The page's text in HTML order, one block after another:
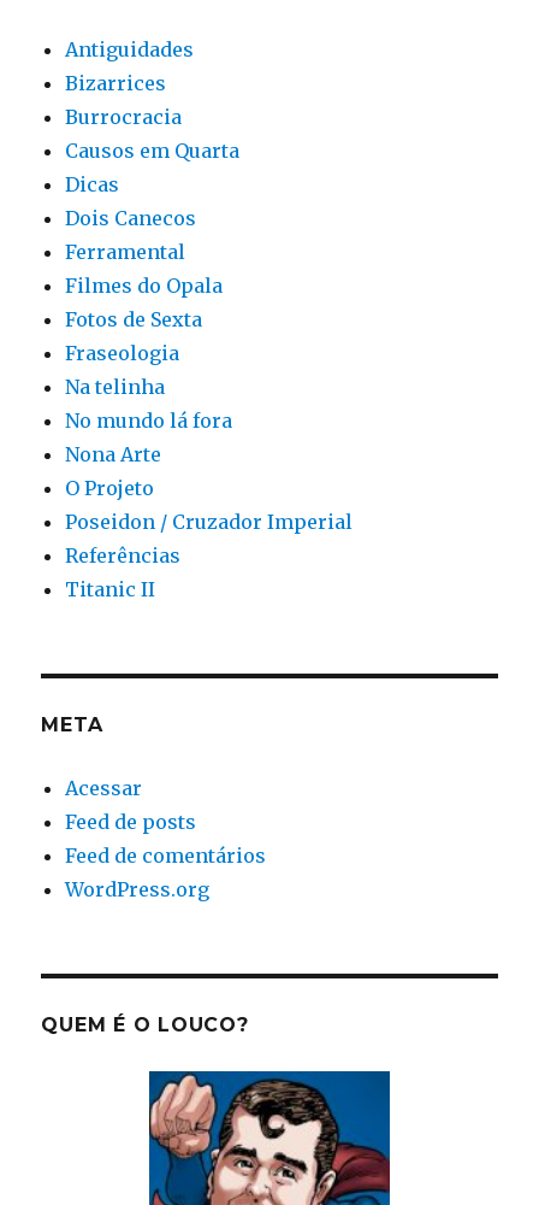
Antiguidades
Bizarrices
Burrocracia
Causos em Quarta
Dicas
Dois Canecos
Ferramental
Filmes do Opala
Fotos de Sexta
Fraseologia
Na telinha
No mundo lá fora
Nona Arte
O Projeto
Poseidon / Cruzador Imperial
Referências
Titanic II
META
Acessar
Feed de posts
Feed de comentários
WordPress.org
QUEM É O LOUCO?